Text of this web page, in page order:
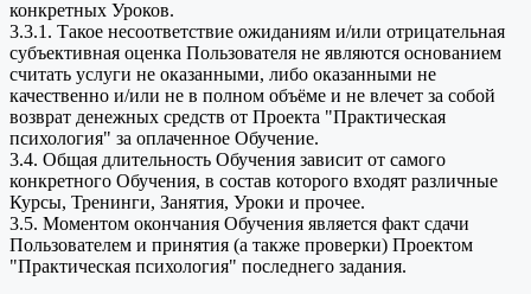
конкретных Уроков.
3.3.1. Такое несоответствие ожиданиям и/или отрицательная
субъективная оценка Пользователя не являются основанием
считать услуги не оказанными, либо оказанными не
качественно и/или не в полном объёме и не влечет за собой
возврат денежных средств от Проекта "Практическая
психология" за оплаченное Обучение.
3.4. Общая длительность Обучения зависит от самого
конкретного Обучения, в состав которого входят различные
Курсы, Тренинги, Занятия, Уроки и прочее.
3.5. Моментом окончания Обучения является факт сдачи
Пользователем и принятия (а также проверки) Проектом
"Практическая психология" последнего задания.